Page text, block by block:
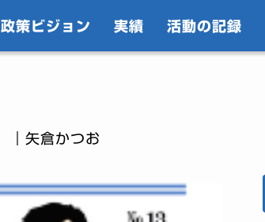
政策ビジョン 実績 活動の記録
｜矢倉かつお